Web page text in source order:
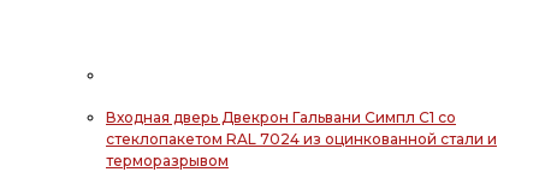
Входная дверь Двекрон Гальвани Симпл С1 со
стеклопакетом RAL 7024 из оцинкованной стали и
терморазрывом